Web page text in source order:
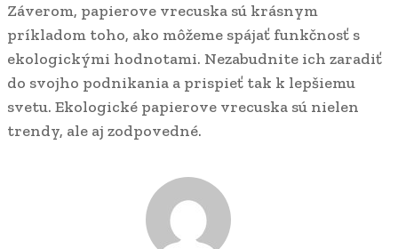
Záverom, papierove vrecuska sú krásnym
príkladom toho, ako môžeme spájať funkčnosť s
ekologickými hodnotami. Nezabudnite ich zaradiť
do svojho podnikania a prispieť tak k lepšiemu
svetu. Ekologické papierove vrecuska sú nielen
trendy, ale aj zodpovedné.